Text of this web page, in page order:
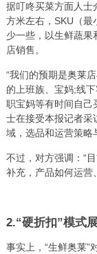
据叮咚买菜方面人士
方米左右，SKU（
少一些，以生鲜蔬果
店销售。
“我们的预期是奥莱
的上班族、宝妈;线
职宝妈等有时间自己
士在接受本报记者采
域，选品和运营策略
不过，对方强调：“
补充，产品如何运营
2.“硬折扣”模式
事实上，“生鲜奥莱”